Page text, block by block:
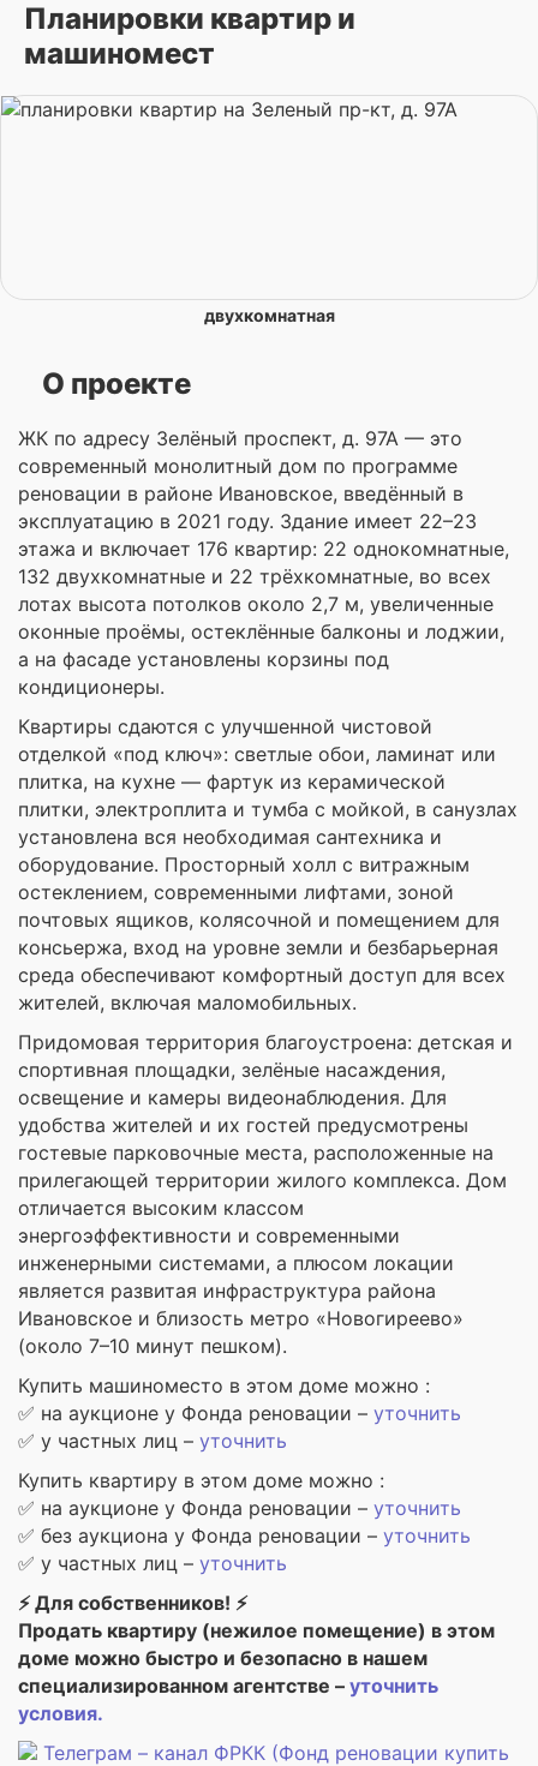
Планировки квартир и
машиномест
двухкомнатная
О проекте
ЖК по адресу Зелёный проспект, д. 97А — это
современный монолитный дом по программе
реновации в районе Ивановское, введённый в
эксплуатацию в 2021 году. Здание имеет 22–23
этажа и включает 176 квартир: 22 однокомнатные,
132 двухкомнатные и 22 трёхкомнатные, во всех
лотах высота потолков около 2,7 м, увеличенные
оконные проёмы, остеклённые балконы и лоджии,
а на фасаде установлены корзины под
кондиционеры.
Квартиры сдаются с улучшенной чистовой
отделкой «под ключ»: светлые обои, ламинат или
плитка, на кухне — фартук из керамической
плитки, электроплита и тумба с мойкой, в санузлах
установлена вся необходимая сантехника и
оборудование. Просторный холл с витражным
остеклением, современными лифтами, зоной
почтовых ящиков, колясочной и помещением для
консьержа, вход на уровне земли и безбарьерная
среда обеспечивают комфортный доступ для всех
жителей, включая маломобильных.
Придомовая территория благоустроена: детская и
спортивная площадки, зелёные насаждения,
освещение и камеры видеонаблюдения. Для
удобства жителей и их гостей предусмотрены
гостевые парковочные места, расположенные на
прилегающей территории жилого комплекса. Дом
отличается высоким классом
энергоэффективности и современными
инженерными системами, а плюсом локации
является развитая инфраструктура района
Ивановское и близость метро «Новогиреево»
(около 7–10 минут пешком).
Купить машиноместо в этом доме можно :
✅ на аукционе у Фонда реновации – уточнить
✅ у частных лиц – уточнить
Купить квартиру в этом доме можно :
✅ на аукционе у Фонда реновации – уточнить
✅ без аукциона у Фонда реновации – уточнить
✅ у частных лиц – уточнить
⚡ Для собственников! ⚡
Продать квартиру (нежилое помещение) в этом
доме можно быстро и безопасно в нашем
специализированном агентстве – уточнить
условия.
Телеграм – канал ФРКК (Фонд реновации купить